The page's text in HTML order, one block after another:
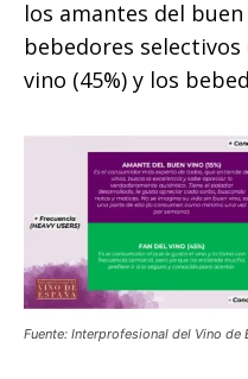
los amantes del buen
bebedores
vino (45%) y los
Fuente: Interprofesional del Vino de